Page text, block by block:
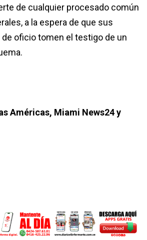
de cualquier procesado común
a la espera de que sus
oficio tomen el testigo de un
Américas, Miami News24 y